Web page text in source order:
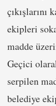
çıkışlarını
ekipleri
madde
Geçici
serpilen
belediye